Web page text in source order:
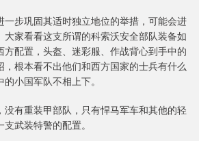
一步巩固其适时独立地位的举措，可能会进
家看看这支所谓的科索沃安全部队装备如
配置，头盔、迷彩服、作战背心到手中的
根本看不出他们和西方国家的士兵有什么
小国军队不相上下。
有重装甲部队，只有悍马军车和其他的轻
武装特警的配置。